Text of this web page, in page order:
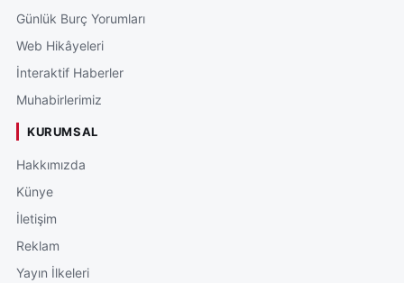
Günlük Burç Yorumları
Web Hikâyeleri
İnteraktif Haberler
Muhabirlerimiz
KURUMSAL
Hakkımızda
Künye
İletişim
Reklam
Yayın İlkeleri